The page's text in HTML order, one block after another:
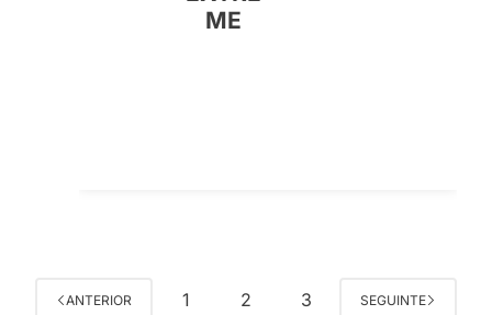
ME
ANTERIOR 1 2 3 SEGUINTE